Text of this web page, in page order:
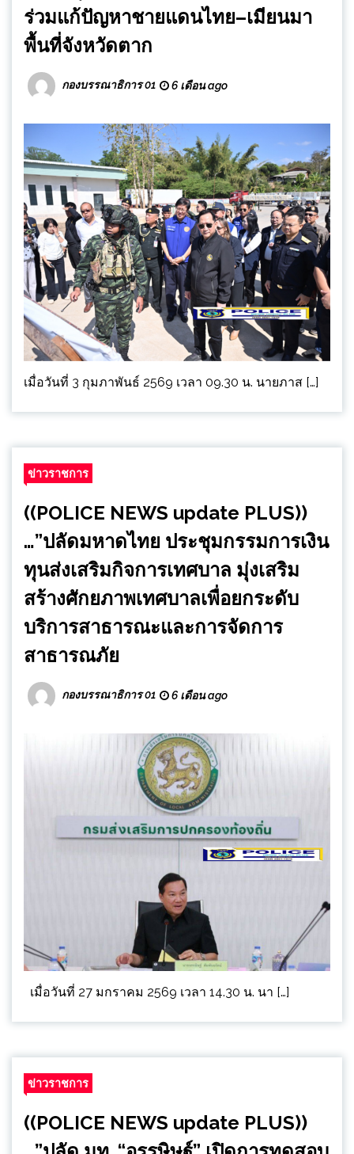
ร่วมแก้ปัญหาชายแดนไทย–เมียนมา
พื้นที่จังหวัดตาก
กองบรรณาธิการ 01 6 เดือน ago
เมื่อวันที่ 3 กุมภาพันธ์ 2569 เวลา 09.30 น. นายภาส […]
ข่าวราชการ
((POLICE NEWS update PLUS))
…”ปลัดมหาดไทย ประชุมกรรมการเงิน
ทุนส่งเสริมกิจการเทศบาล มุ่งเสริม
สร้างศักยภาพเทศบาลเพื่อยกระดับ
บริการสาธารณะและการจัดการ
สาธารณภัย
กองบรรณาธิการ 01 6 เดือน ago
เมื่อวันที่ 27 มกราคม 2569 เวลา 14.30 น. นา […]
ข่าวราชการ
((POLICE NEWS update PLUS))